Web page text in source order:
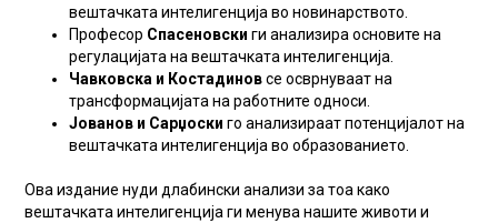
вештачката интелигенција во новинарството.
Професор Спасеновски ги анализира основите на
регулацијата на вештачката интелигенција.
Чавковска и Костадиновсе осврнуваат на
трансформацијата на работните односи.
Јованов и Сарџоски го анализираат потенцијалот на
вештачката интелигенција во образованието.
Ова издание нуди длабински анализи за тоа како
вештачката интелигенција ги менува нашите животи и